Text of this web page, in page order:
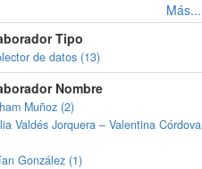
Más...
Tipo
de datos (13)
Nombre
Muñoz (2)
Valdés Jorquera – Valentina Córdova
González (1)